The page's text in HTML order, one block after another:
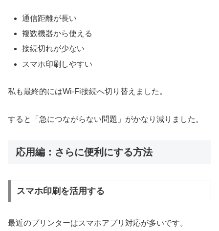
通信距離が長い
複数機器から使える
接続切れが少ない
スマホ印刷しやすい
私も最終的にはWi-Fi接続へ切り替えました。
すると「急につながらない問題」がかなり減りました。
応用編：さらに便利にする方法
スマホ印刷を活用する
最近のプリンターはスマホアプリ対応が多いです。